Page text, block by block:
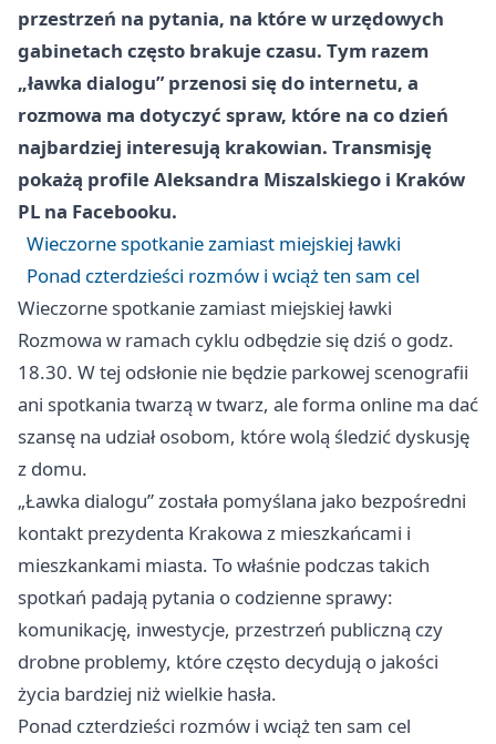
przestrzeń na pytania, na które w urzędowych
gabinetach często brakuje czasu. Tym razem
„ławka dialogu” przenosi się do internetu, a
rozmowa ma dotyczyć spraw, które na co dzień
najbardziej interesują krakowian. Transmisję
pokażą profile Aleksandra Miszalskiego i Kraków
PL na Facebooku.
Wieczorne spotkanie zamiast miejskiej ławki
Ponad czterdzieści rozmów i wciąż ten sam cel
Wieczorne spotkanie zamiast miejskiej ławki
Rozmowa w ramach cyklu odbędzie się dziś o godz.
18.30. W tej odsłonie nie będzie parkowej scenografii
ani spotkania twarzą w twarz, ale forma online ma dać
szansę na udział osobom, które wolą śledzić dyskusję
z domu.
„Ławka dialogu” została pomyślana jako bezpośredni
kontakt prezydenta Krakowa z mieszkańcami i
mieszkankami miasta. To właśnie podczas takich
spotkań padają pytania o codzienne sprawy:
komunikację, inwestycje, przestrzeń publiczną czy
drobne problemy, które często decydują o jakości
życia bardziej niż wielkie hasła.
Ponad czterdzieści rozmów i wciąż ten sam cel